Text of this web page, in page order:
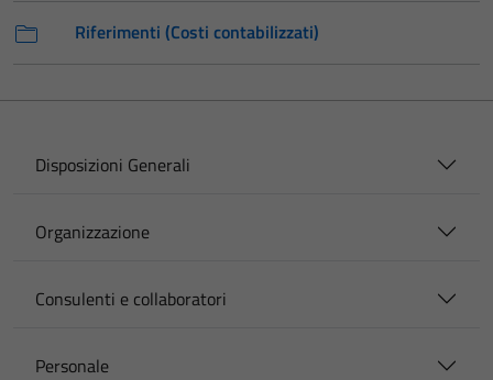
Riferimenti (Costi contabilizzati)
Disposizioni Generali
Organizzazione
Consulenti e collaboratori
Personale